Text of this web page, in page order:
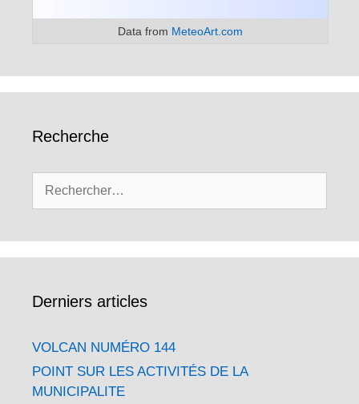
Data from MeteoArt.com
Recherche
Derniers articles
VOLCAN NUMÉRO 144
POINT SUR LES ACTIVITÉS DE LA
MUNICIPALITE